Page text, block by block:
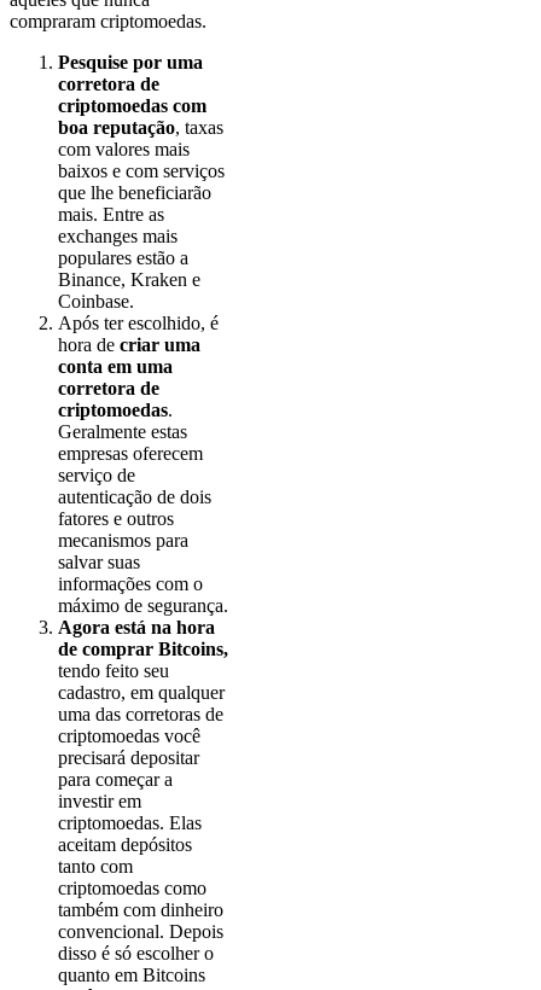
compraram criptomoedas.
Pesquise por uma
corretora de
criptomoedas com
boa reputação, taxas
com valores mais
baixos e com serviços
que lhe beneficiarão
mais. Entre as
exchanges mais
populares estão a
Binance, Kraken e
Coinbase.
Após ter escolhido, é
hora de criar uma
conta em uma
corretora de
criptomoedas.
Geralmente estas
empresas oferecem
serviço de
autenticação de dois
fatores e outros
mecanismos para
salvar suas
informações com o
máximo de segurança.
Agora está na hora
de comprar Bitcoins,
tendo feito seu
cadastro, em qualquer
uma das corretoras de
criptomoedas você
precisará depositar
para começar a
investir em
criptomoedas. Elas
aceitam depósitos
tanto com
criptomoedas como
também com dinheiro
convencional. Depois
disso é só escolher o
quanto em Bitcoins